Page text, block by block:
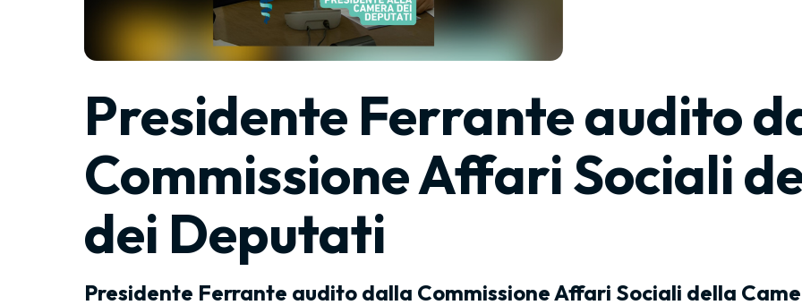
Presidente Ferrante audito
Commissione Affari Sociali
dei Deputati
Presidente Ferrante audito dalla Commissione Affari Sociali della